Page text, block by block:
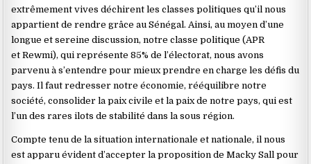
extrêmement vives déchirent les classes politiques qu’il nous
appartient de rendre grâce au Sénégal. Ainsi, au moyen d’une
longue et sereine discussion, notre classe politique (APR
et Rewmi), qui représente 85% de l’électorat, nous avons
parvenu à s’entendre pour mieux prendre en charge les défis du
pays. Il faut redresser notre économie, rééquilibre notre
société, consolider la paix civile et la paix de notre pays, qui est
l’un des rares ilots de stabilité dans la sous région.
Compte tenu de la situation internationale et nationale, il nous
est apparu évident d’accepter la proposition de Macky Sall pour